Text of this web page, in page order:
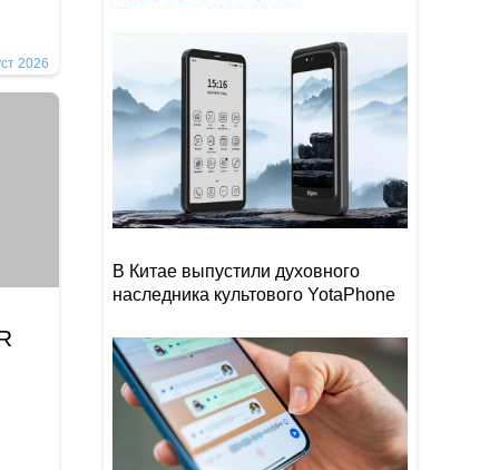
2026
В Китае выпустили духовного
наследника культового YotaPhone